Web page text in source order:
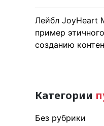
Лейбл JoyHeart
пример
созданию
Категории
Без рубрики